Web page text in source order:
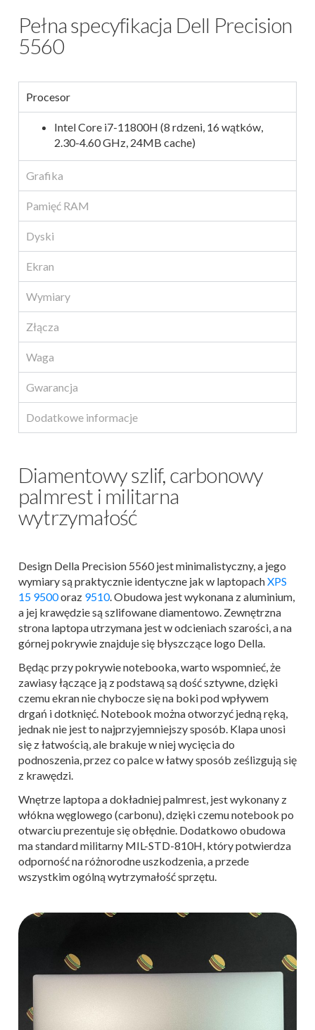
Pełna specyfikacja Dell Precision
5560
Procesor
Intel Core i7-11800H (8 rdzeni, 16 wątków,
2.30-4.60 GHz, 24MB cache)
Grafika
Pamięć RAM
Dyski
Ekran
Wymiary
Złącza
Waga
Gwarancja
Dodatkowe informacje
Diamentowy szlif, carbonowy
palmrest i militarna
wytrzymałość
Design Della Precision 5560 jest minimalistyczny, a jego
wymiary są praktycznie identyczne jak w laptopachXPS
15 9500oraz 9510. Obudowa jest wykonana z aluminium,
a jej krawędzie są szlifowane diamentowo. Zewnętrzna
strona laptopa utrzymana jest w odcieniach szarości, a na
górnej pokrywie znajduje się błyszczące logo Della.
Będąc przy pokrywie notebooka, warto wspomnieć, że
zawiasy łączące ją z podstawą są dość sztywne, dzięki
czemu ekran nie chybocze się na boki pod wpływem
drgań i dotknięć. Notebook można otworzyć jedną ręką,
jednak nie jest to najprzyjemniejszy sposób. Klapa unosi
się z łatwością, ale brakuje w niej wycięcia do
podnoszenia, przez co palce w łatwy sposób ześlizgują się
z krawędzi.
Wnętrze laptopa a dokładniej palmrest, jest wykonany z
włókna węglowego (carbonu), dzięki czemu notebook po
otwarciu prezentuje się obłędnie. Dodatkowo obudowa
ma standard militarny MIL-STD-810H, który potwierdza
odporność na różnorodne uszkodzenia, a przede
wszystkim ogólną wytrzymałość sprzętu.